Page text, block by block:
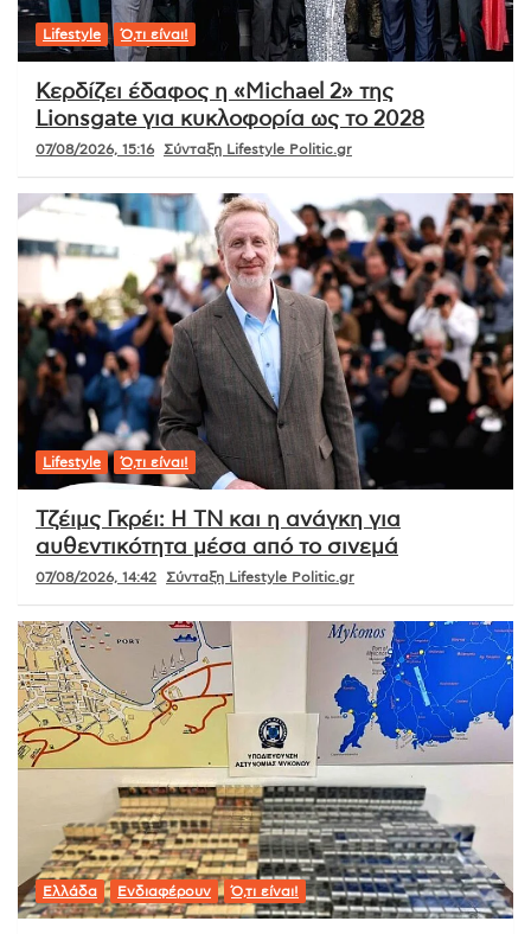
Lifestyle Ό,τι είναι!
Κερδίζει έδαφος η «Michael 2» της
Lionsgate για κυκλοφορία ως το 2028
07/08/2026, 15:16 Σύνταξη Lifestyle Politic.gr
Lifestyle Ό,τι είναι!
Τζέιμς Γκρέι: Η ΤΝ και η ανάγκη για
αυθεντικότητα μέσα από το σινεμά
07/08/2026, 14:42 Σύνταξη Lifestyle Politic.gr
Ελλάδα Ενδιαφέρουν Ό,τι είναι!